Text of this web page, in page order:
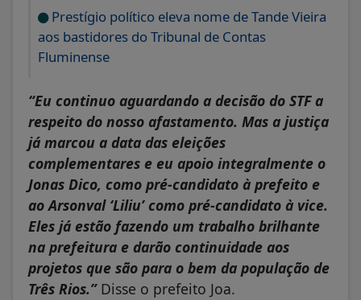
Prestígio político eleva nome de Tande Vieira
aos bastidores do Tribunal de Contas
Fluminense
“Eu continuo aguardando a decisão do STF a
respeito do nosso afastamento. Mas a justiça
já marcou a data das eleições
complementares e eu apoio integralmente o
Jonas Dico, como pré-candidato à prefeito e
ao Arsonval ‘Liliu’ como pré-candidato à vice.
Eles já estão fazendo um trabalho brilhante
na prefeitura e darão continuidade aos
projetos que são para o bem da população de
Três Rios.”Disse o prefeito Joa.